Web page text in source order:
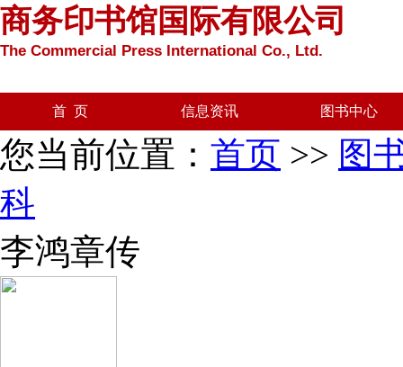
商务印书馆国际有限公司
The Commercial Press International Co., Ltd.
首 页 信息资讯 图书中心
您当前位置： 首页 >> 图
科
李鸿章传